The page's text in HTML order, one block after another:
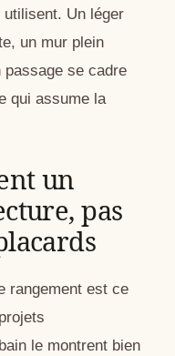
Un léger
un mur plein
passage se cadre
qui assume la
un
pas
rangement est ce
le montrent bien